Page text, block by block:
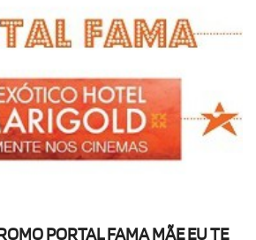
PORTAL FAMA MÃE EU TE